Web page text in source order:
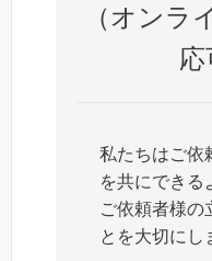
（オンラ
応
私たちはご依
を共にできる
ご依頼者様の
とを大切にし